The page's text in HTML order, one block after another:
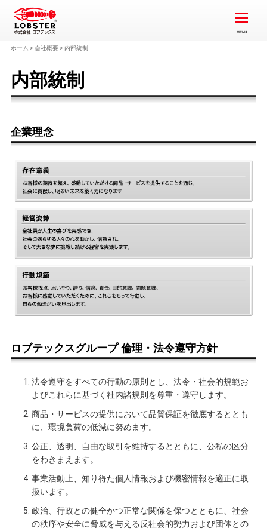
ホーム > 会社概要> 内部統制
内部統制
企業理念
ロブテックスグループ 倫理・法令遵守方針
法令遵守をすべての行動の原則とし、法令・社会的規範お
よびこれらに基づく社内諸規則を尊重・遵守します。
商品・サービスの提供において品質保証を徹底するととも
に、環境負荷の低減に努めます。
公正、透明、自由な取引を維持するとともに、公私の区分
をわきまえます。
事業活動上、知り得た個人情報および機密情報を適正に取
扱います。
政治、行政との健全かつ正常な関係を保つとともに、社会
の秩序や安全に脅威を与える反社会的勢力および団体との